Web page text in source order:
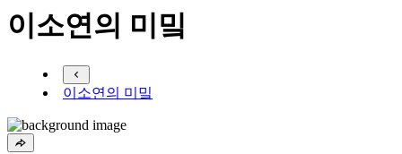
이소연의 미밐
이소연의 미밐